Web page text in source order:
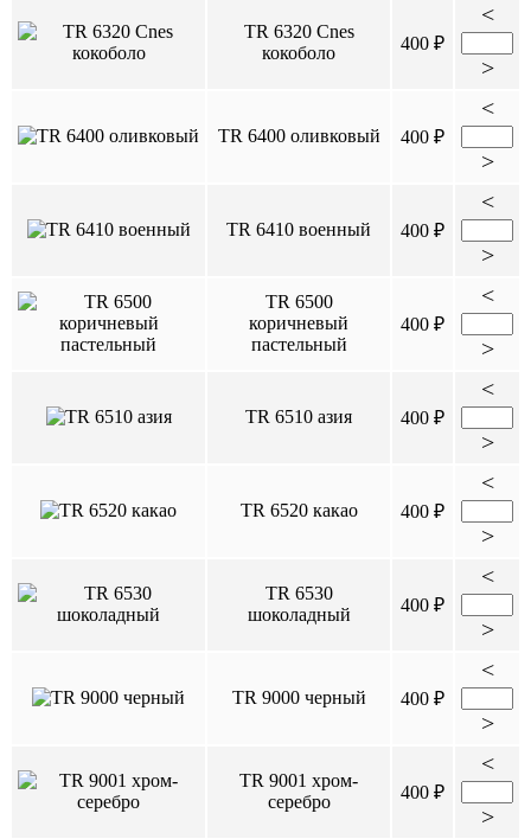
TR 6320 Cnes
кокоболо
400 ₽
<
>
TR 6400 оливковый 400 ₽
<
>
TR 6410 военный 400 ₽
<
>
TR 6500
коричневый
пастельный
400 ₽
<
>
TR 6510 азия 400 ₽
<
>
TR 6520 какао 400 ₽
<
>
TR 6530
шоколадный
400 ₽
<
>
TR 9000 черный 400 ₽
<
>
TR 9001 хром-
серебро
400 ₽
<
>